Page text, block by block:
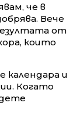
че в
Вече
от
които
календара и
Когато